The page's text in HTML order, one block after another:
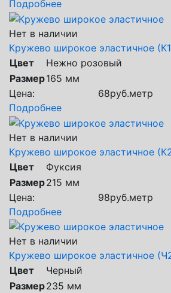
Подробнее
Нет в наличии
Кружево широкое эластичное
Цвет
Нежно розовый
Размер165 мм
Цена:
68руб.метр
Подробнее
Нет в наличии
Кружево широкое эластичное
Цвет
Фуксия
Размер215 мм
Цена:
98руб.метр
Подробнее
Нет в наличии
Кружево широкое эластичное
Цвет
Черный
Размер235 мм